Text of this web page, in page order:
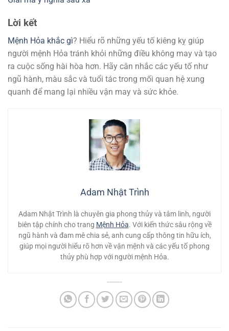
Lời kết
Mệnh Hỏa khắc gì? Hiểu rõ những yếu tố kiêng kỵ giúp
người mệnh Hỏa tránh khỏi những điều không may và tạo
ra cuộc sống hài hòa hơn. Hãy cân nhắc các yếu tố như
ngũ hành, màu sắc và tuổi tác trong mối quan hệ xung
quanh để mang lại nhiều vận may và sức khỏe.
Adam Nhật Trình
Adam Nhật Trình là chuyên gia phong thủy và tâm linh, người
biên tập chính cho trang Mệnh Hỏa. Với kiến thức sâu rộng về
ngũ hành và đam mê chia sẻ, anh cung cấp thông tin hữu ích,
giúp mọi người hiểu rõ hơn về vận mệnh và các yếu tố phong
thủy phù hợp với người mệnh Hỏa.